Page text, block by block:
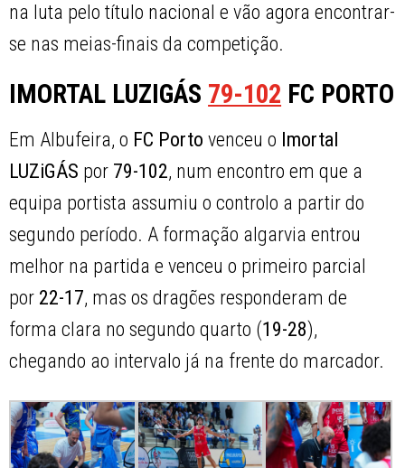
na luta pelo título nacional e vão agora encontrar-
se nas meias-finais da competição.
IMORTAL LUZIGÁS 79-102 FC PORTO
Em Albufeira, o FC Porto venceu o Imortal
LUZiGÁS por 79-102, num encontro em que a
equipa portista assumiu o controlo a partir do
segundo período. A formação algarvia entrou
melhor na partida e venceu o primeiro parcial
por 22-17, mas os dragões responderam de
forma clara no segundo quarto (19-28),
chegando ao intervalo já na frente do marcador.